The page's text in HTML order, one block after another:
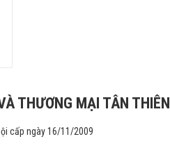
THƯƠNG MẠI TÂN THIÊN
cấp ngày 16/11/2009